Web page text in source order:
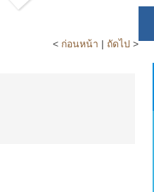
< ก่อนหน้า | ถัดไป >